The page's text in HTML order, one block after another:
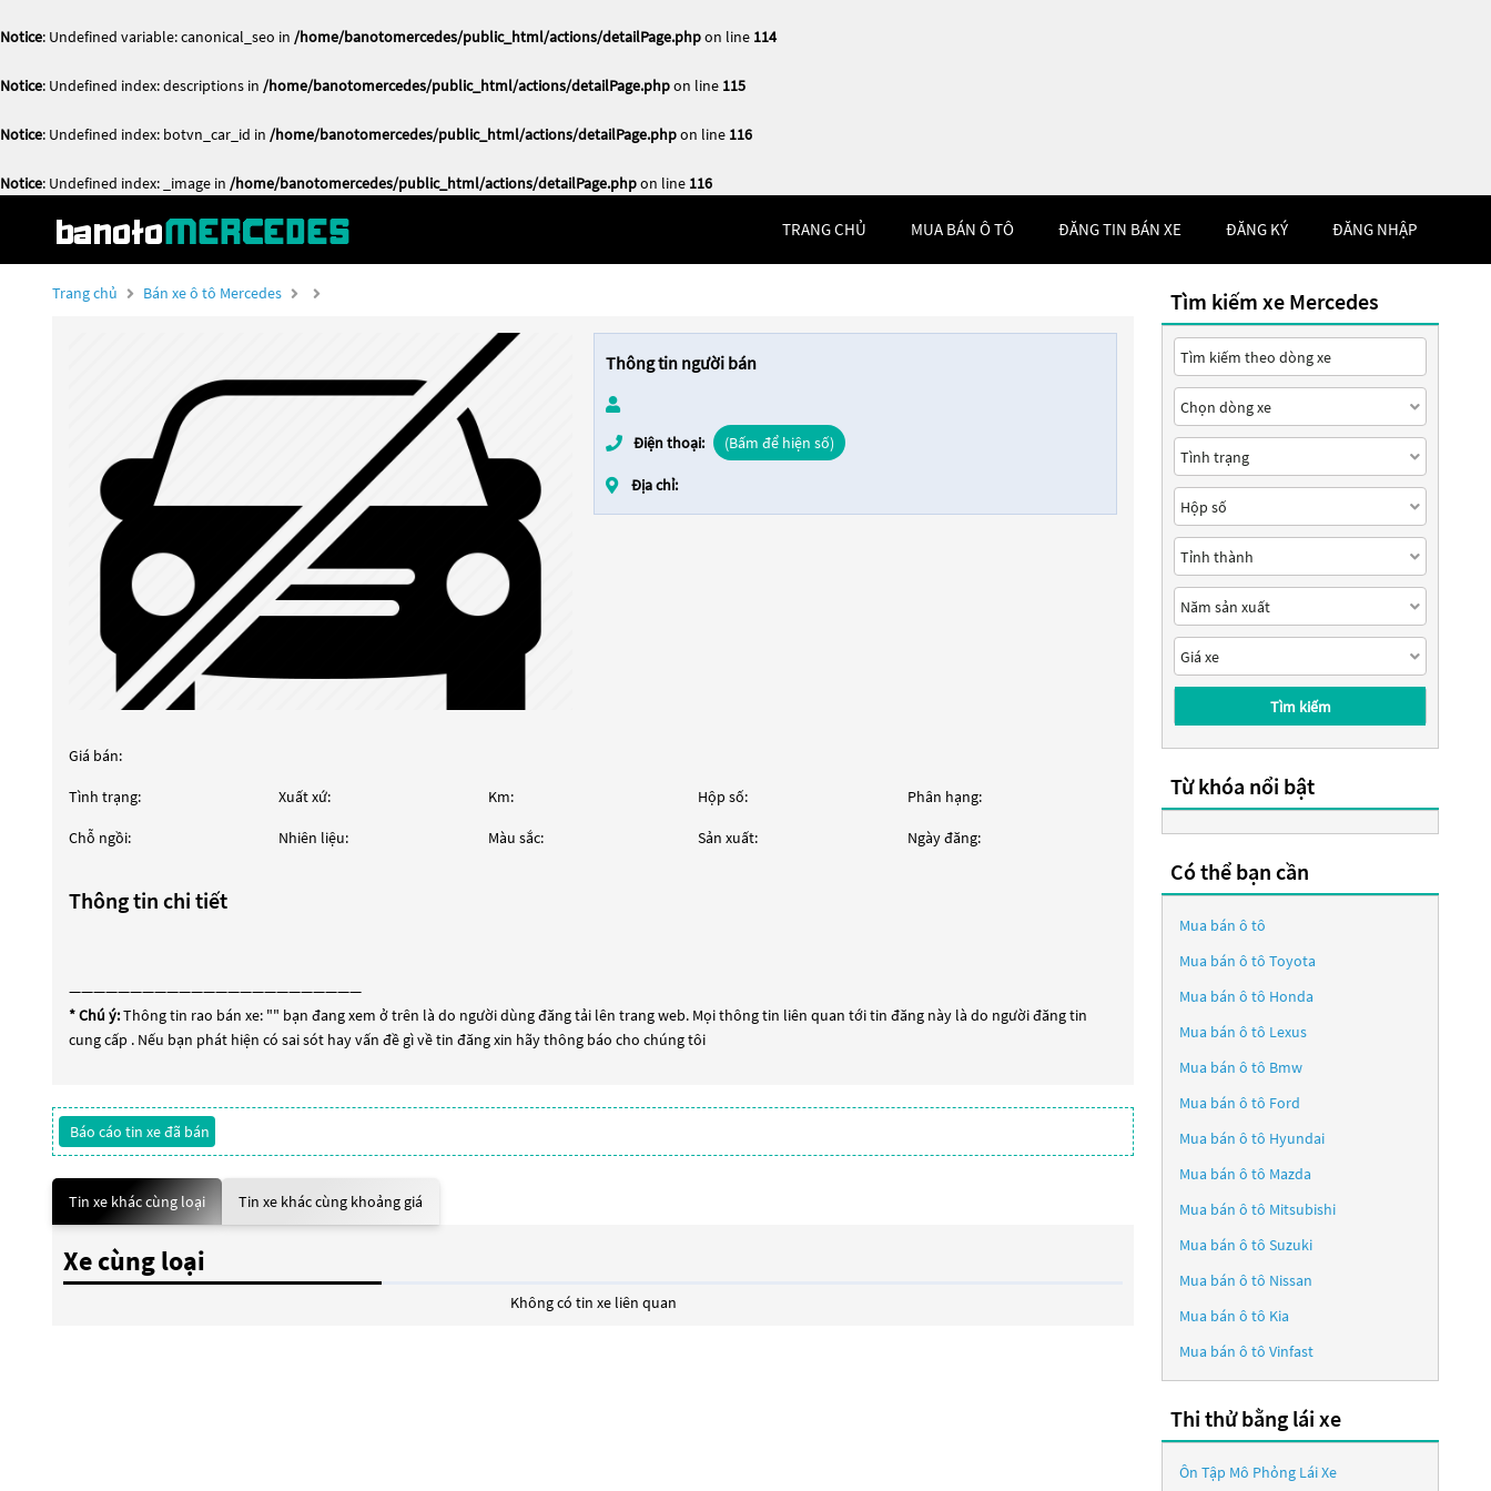
Notice: Undefined variable: canonical_seo in /home/banotomercedes/public_html/actions/detailPage.phpon line 114
Notice: Undefined index: descriptions in /home/banotomercedes/public_html/actions/detailPage.phpon line 115
Notice: Undefined index: botvn_car_id in /home/banotomercedes/public_html/actions/detailPage.phpon line 116
Notice: Undefined index: _image in /home/banotomercedes/public_html/actions/detailPage.phpon line 116
TRANG CHỦ MUA BÁN Ô TÔ ĐĂNG TIN BÁN XE ĐĂNG KÝ ĐĂNG NHẬP
Trang chủ Bán xe ô tô Mercedes
Thông tin người bán
Điện thoại: (Bấm để hiện số)
Địa chỉ:
Giá bán:
Tình trạng: Xuất xứ: Km: Hộp số: Phân hạng:
Chỗ ngồi: Nhiên liệu: Màu sắc: Sản xuất: Ngày đăng:
Thông tin chi tiết
————————————————————————
* Chú ý:Thông tin rao bán xe: "" bạn đang xem ở trên là do người dùng đăng tải lên trang web. Mọi thông tin liên quan tới tin đăng này là do người đăng tin
cung cấp . Nếu bạn phát hiện có sai sót hay vấn đề gì về tin đăng xin hãy thông báo cho chúng tôi
Báo cáo tin xe đã bán
Tin xe khác cùng loại Tin xe khác cùng khoảng giá
Xe cùng loại
Không có tin xe liên quan
Tìm kiếm xe Mercedes
Tìm kiếm
Từ khóa nổi bật
Có thể bạn cần
Mua bán ô tô
Mua bán ô tô Toyota
Mua bán ô tô Honda
Mua bán ô tô Lexus
Mua bán ô tô Bmw
Mua bán ô tô Ford
Mua bán ô tô Hyundai
Mua bán ô tô Mazda
Mua bán ô tô Mitsubishi
Mua bán ô tô Suzuki
Mua bán ô tô Nissan
Mua bán ô tô Kia
Mua bán ô tô Vinfast
Thi thử bằng lái xe
Ôn Tập Mô Phỏng Lái Xe